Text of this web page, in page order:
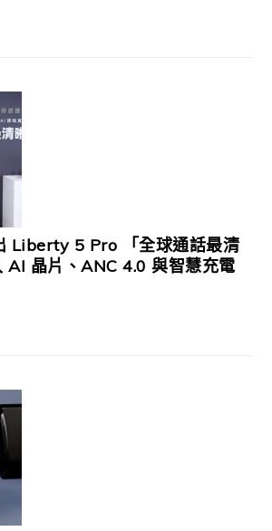
Liberty 5 Pro 「全球通話最清
AI 晶片、ANC 4.0 與智慧充電